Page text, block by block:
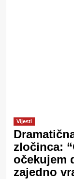
Vijesti
zločinca:
očekujem
zajedno